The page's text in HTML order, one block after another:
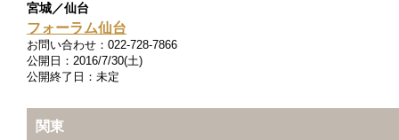
宮城／仙台
フォーラム仙台
お問い合わせ： 022-728-7866
公開日： 2016/7/30(土)
公開終了日： 未定
関東